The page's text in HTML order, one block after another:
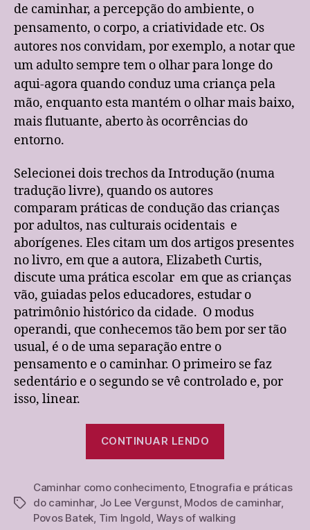
de caminhar, a percepção do ambiente, o
pensamento, o corpo, a criatividade etc. Os
autores nos convidam, por exemplo, a notar que
um adulto sempre tem o olhar para longe do
aqui-agora quando conduz uma criança pela
mão, enquanto esta mantém o olhar mais baixo,
mais flutuante, aberto às ocorrências do
entorno.
Selecionei dois trechos da Introdução (numa
tradução livre), quando os autores
comparam práticas de condução das crianças
por adultos, nas culturais ocidentais e
aborígenes. Eles citam um dos artigos presentes
no livro, em que a autora, Elizabeth Curtis,
discute uma prática escolar em que as crianças
vão, guiadas pelos educadores, estudar o
patrimônio histórico da cidade. O modus
operandi, que conhecemos tão bem por ser tão
usual, é o de uma separação entre o
pensamento e o caminhar. O primeiro se faz
sedentário e o segundo se vê controlado e, por
isso, linear.
CONTINUAR LENDO
o
caminhar
como
Tags
Caminhar como conhecimento, Etnografia e práticas
do caminhar, Jo Lee Vergunst, Modos de caminhar,
Povos Batek Tim Ingold Ways of walking